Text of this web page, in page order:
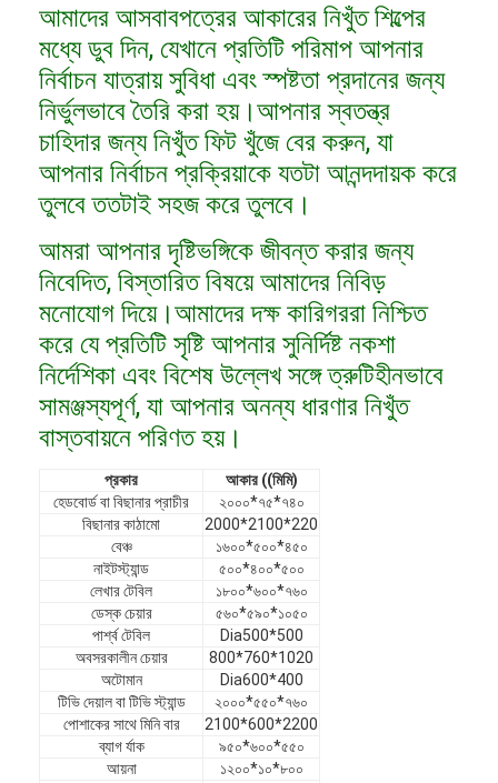
পণ্য
ভিডিও
ভিআর শো
আমাদের সম্পর্কে
কারখানা পরিদর্শন
গুণমান নিয়ন্ত্রণ
আমাদের সাথে যোগাযোগ
মামলা
সাধারণ জিজ্ঞাস্য
এখন চ্যাট করুন
আমাদের আসবাবপত্রের আকারের নিখুঁত শিল্পের
মধ্যে ডুব দিন, যেখানে প্রতিটি পরিমাপ আপনার
নির্বাচন যাত্রায় সুবিধা এবং স্পষ্টতা প্রদানের জন্য
নির্ভুলভাবে তৈরি করা হয়।আপনার স্বতন্ত্র
চাহিদার জন্য নিখুঁত ফিট খুঁজে বের করুন, যা
আপনার নির্বাচন প্রক্রিয়াকে যতটা আনন্দদায়ক করে
তুলবে ততটাই সহজ করে তুলবে।
আমরা আপনার দৃষ্টিভঙ্গিকে জীবন্ত করার জন্য
নিবেদিত, বিস্তারিত বিষয়ে আমাদের নিবিড়
মনোযোগ দিয়ে।আমাদের দক্ষ কারিগররা নিশ্চিত
করে যে প্রতিটি সৃষ্টি আপনার সুনির্দিষ্ট নকশা
নির্দেশিকা এবং বিশেষ উল্লেখ সঙ্গে ত্রুটিহীনভাবে
সামঞ্জস্যপূর্ণ, যা আপনার অনন্য ধারণার নিখুঁত
বাস্তবায়নে পরিণত হয়।
প্রকার
আকার ((মিমি)
হেডবোর্ড বা বিছানার প্রাচীর
২০০০*৭৫*৭৪০
বিছানার কাঠামো
2000*2100*220
বেঞ্চ
১৬০০*৫০০*৪৫০
নাইটস্ট্যান্ড
৫০০*৪০০*৫০০
লেখার টেবিল
১৮০০*৬০০*৭৬০
ডেস্ক চেয়ার
৫৬০*৫৯০*১০৫০
পার্শ্ব টেবিল
Dia500*500
অবসরকালীন চেয়ার
800*760*1020
অটোমান
Dia600*400
টিভি দেয়াল বা টিভি স্ট্যান্ড
২০০০*৫৫০*৭৬০
পোশাকের সাথে মিনি বার
2100*600*2200
ব্যাগ র্যাক
৯৫০*৬০০*৫৫০
আয়না
১২০০*১০*৮০০